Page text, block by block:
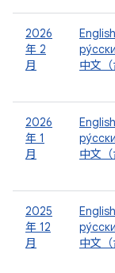
2026
年 2
月
English
中文（
2026
年 1
月
English
中文（
2025
年 12
月
English
中文（